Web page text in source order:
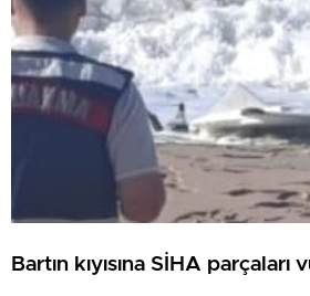
Bartın kıyısına SİHA parçaları